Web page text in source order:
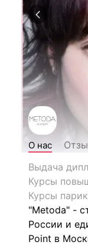
О нас
Выдача
Курсы
Курсы
"Metoda" -
России и
Point в